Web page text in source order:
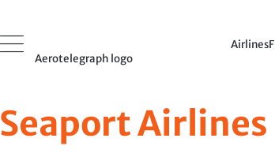
Aerotelegraph logo
Airlines
Seaport Airlines